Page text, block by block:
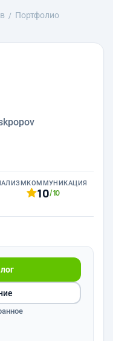
Портфолио
КОММУНИКАЦИЯ
10/10